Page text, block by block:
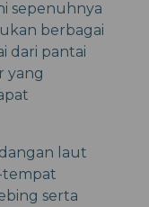
sepenuhnya
berbagai
dari pantai
yang
laut
tempat
serta